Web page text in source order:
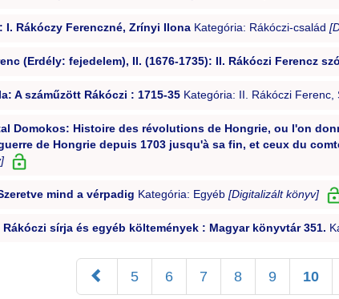
I. Rákóczy Ferenczné, Zrínyi IlonaKategória: Rákóczi-család
(Erdély: fejedelem), II. (1676-1735): II. Rákóczi Ferencz
A száműzött Rákóczi : 1715-35Kategória: II. Rákóczi Ferenc,
Domokos: Histoire des révolutions de Hongrie, ou l'on
de Hongrie depuis 1703 jusqu'à sa fin, et ceux du
mind a vérpadig Kategória: Egyéb [Digitalizált könyv]
Rákóczi sírja és egyéb költemények : Magyar könyvtár 351.
5 6 7 8 9 10